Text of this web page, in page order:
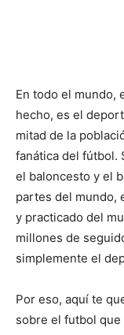
En todo el mundo,
hecho, es el
mitad de la
fanática del fútbol.
el baloncesto y el
partes del mundo,
y practicado del
millones de
simplemente el
Por eso, aquí te
sobre el futbol que